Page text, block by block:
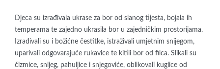
Djeca su izrađivala ukrase za bor od slanog tijesta, bojala ih
temperama te zajedno ukrasila bor u zajedničkim prostorijama.
Izrađivali su i božićne čestitke, istraživali umjetnim snijegom,
uparivali odgovarajuće rukavice te kitili bor od filca. Slikali su
čizmice, snijeg, pahuljice i snjegoviće, oblikovali kuglice od